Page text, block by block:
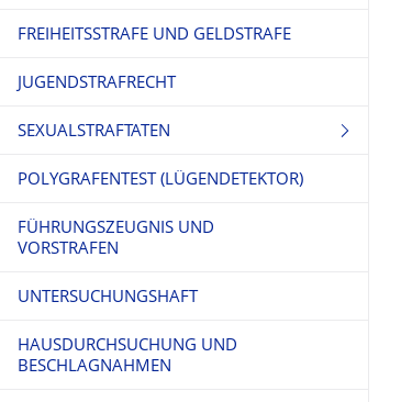
FREIHEITSSTRAFE UND GELDSTRAFE
JUGENDSTRAFRECHT
SEXUALSTRAFTATEN
SEXUELLER MISSBRAUCH
KINDERPORNO- GRAPHISCHE
SCHRIFTEN
POLYGRAFENTEST (LÜGENDETEKTOR)
FÜHRUNGSZEUGNIS UND
VORSTRAFEN
UNTERSUCHUNGSHAFT
HAUSDURCHSUCHUNG UND
BESCHLAGNAHMEN